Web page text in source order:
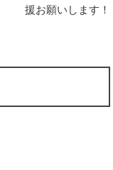
援お願いします！